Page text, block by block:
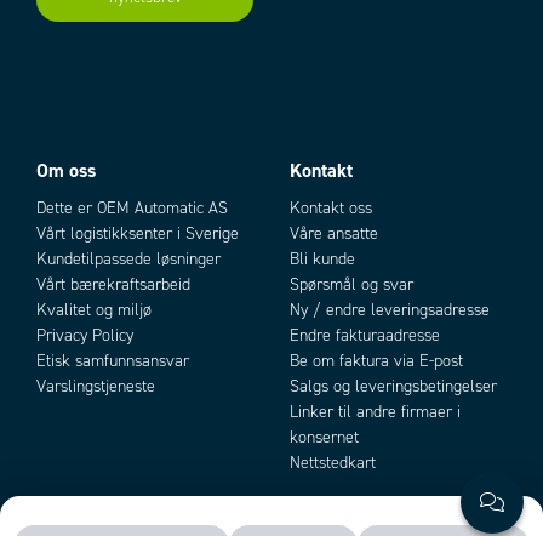
Om oss
Dette er OEM Automatic AS
Vårt logistikksenter i Sverige
Kundetilpassede løsninger
Vårt bærekraftsarbeid
Kvalitet og miljø
Privacy Policy
Etisk samfunnsansvar
Varslingstjeneste
Kontakt
Kontakt oss
Våre ansatte
Bli kunde
Spørsmål og svar
Ny / endre leveringsadresse
Endre fakturaadresse
Be om faktura via E-post
Salgs og leveringsbetingelser
Linker til andre firmaer i
konsernet
Nettstedkart